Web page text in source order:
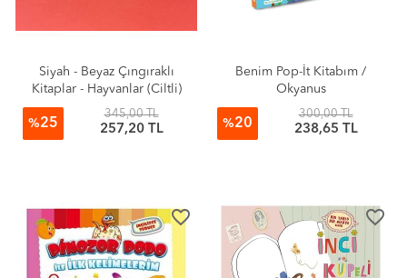
Siyah - Beyaz Çıngıraklı
Kitaplar - Hayvanlar (Ciltli)
%25
345,00 TL
257,20 TL
Benim Pop-İt Kitabım /
Okyanus
%20
300,00 TL
238,65 TL
favorite_border favorite_border